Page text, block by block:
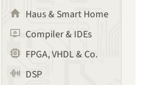
Haus & Smart Home
Compiler & IDEs
FPGA, VHDL & Co.
DSP